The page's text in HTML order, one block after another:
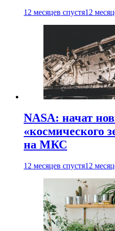
12 месяцев спустя12
NASA: начат
«космического
на МКС
12 месяцев спустя12